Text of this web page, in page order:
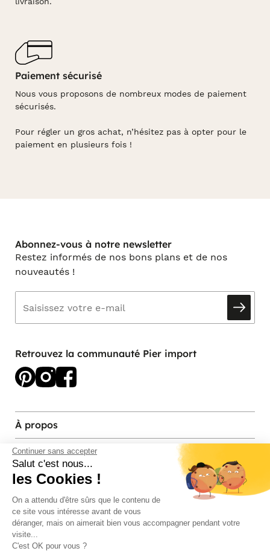
Continuer sans accepter
Salut c'est nous...
les Cookies !
On a attendu d'être sûrs que le contenu de
ce site vous intéresse avant de vous
déranger, mais on aimerait bien vous accompagner pendant votre
visite...
C'est OK pour vous ?
Paiement sécurisé
Nous vous proposons de nombreux modes de paiement
sécurisés.
Pour régler un gros achat, n’hésitez pas à opter pour le
paiement en plusieurs fois !
Abonnez-vous à notre newsletter
Restez informés de nos bons plans et de nos
nouveautés !
Retrouvez la communauté Pier import
À propos
Services et contact
Magasins et Showrooms
Modes de paiement acceptés